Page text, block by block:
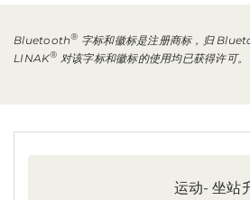
Bluetooth® 字标和徽标是注册商标，归
LINAK® 对该字标和徽标的使用均已获得许可。
运动- 坐站